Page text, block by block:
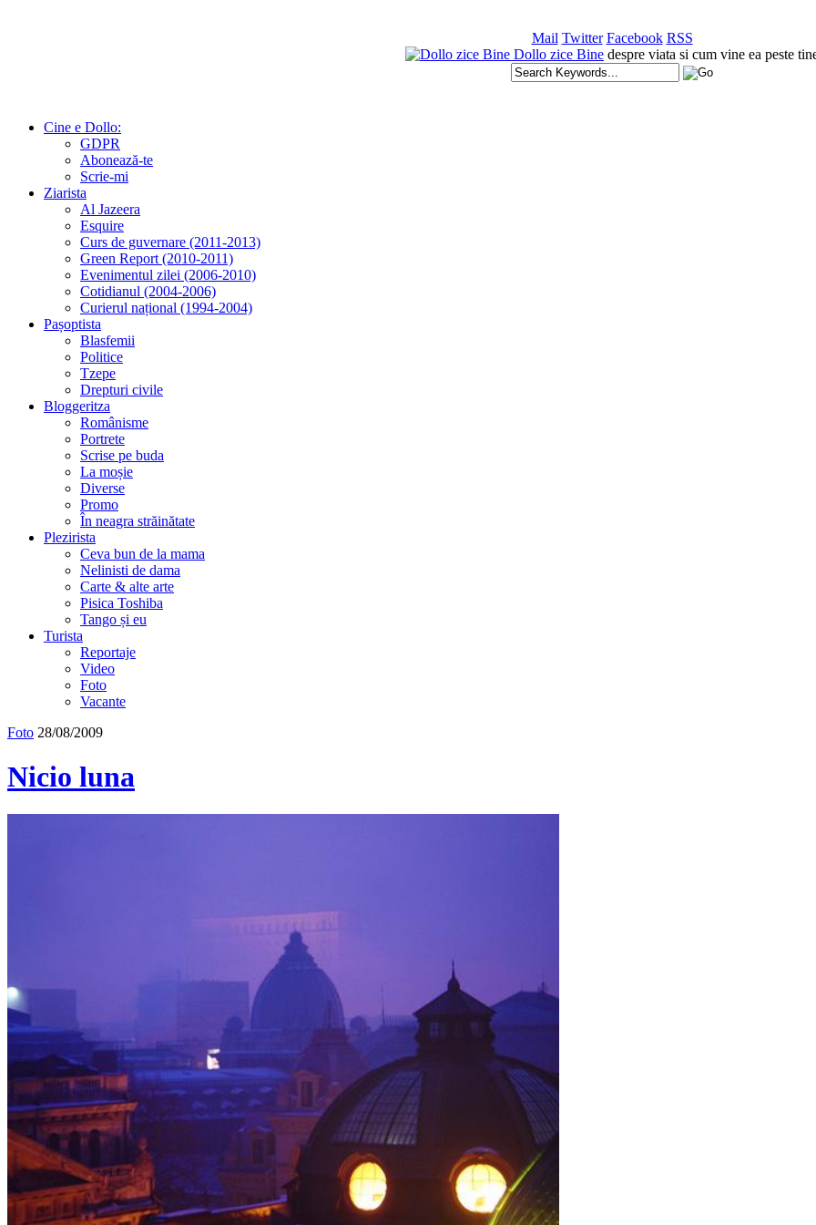
Mail Twitter Facebook RSS
Dollo zice Bine despre viata si cum vine ea peste
Cine e Dollo:
GDPR
Abonează-te
Scrie-mi
Ziarista
Al Jazeera
Esquire
Curs de guvernare (2011-2013)
Green Report (2010-2011)
Evenimentul zilei (2006-2010)
Cotidianul (2004-2006)
Curierul național (1994-2004)
Pașoptista
Blasfemii
Politice
Tzepe
Drepturi civile
Bloggeritza
Românisme
Portrete
Scrise pe buda
La moșie
Diverse
Promo
În neagra străinătate
Plezirista
Ceva bun de la mama
Nelinisti de dama
Carte & alte arte
Pisica Toshiba
Tango și eu
Turista
Reportaje
Video
Foto
Vacante
Foto 28/08/2009
Nicio luna